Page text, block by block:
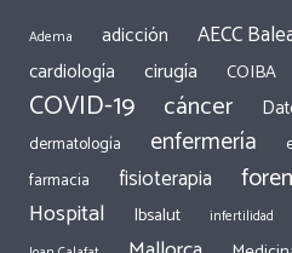
Adema adicción AECC
cardiología cirugía COIBA
COVID-19 cáncer
dermatología
enfermería
farmacia fisioterapia
Hospital Ibsalut infertilidad